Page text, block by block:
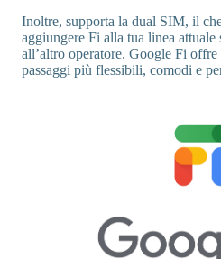
Inoltre, supporta la dual SIM, il
aggiungere Fi alla tua linea attuale
all’altro operatore. Google Fi
passaggi più flessibili, comodi e